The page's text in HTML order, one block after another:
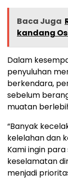
Baca Juga
kandang
Dalam
penyuluhan
berkendara,
sebelum
muatan
“Banyak
kelelahan dan
Kami ingin
keselamatan
menjadi